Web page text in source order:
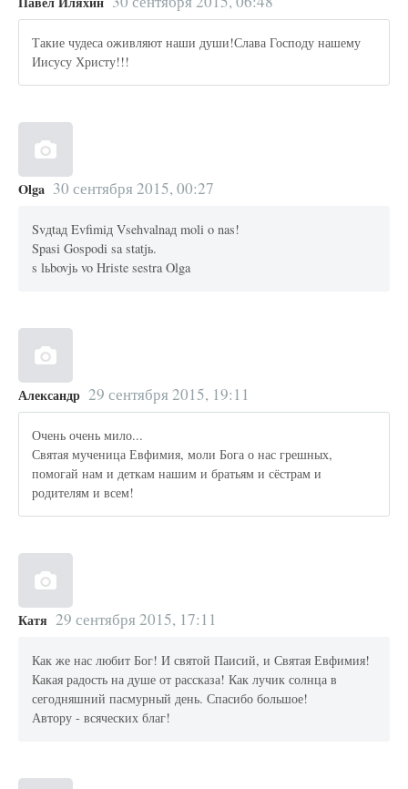
Такие чудеса оживляют наши души!Слава Господу нашему
Иисусу Христу!!!
Olga 30 сентября 2015, 00:27
Svдtaд Evfimiд Vsehvalnaд moli o nas!
Spasi Gospodi sa statjь.
s lьbovjь vo Hriste sestra Olga
Александр 29 сентября 2015, 19:11
Очень очень мило...
Святая мученица Евфимия, моли Бога о нас грешных,
помогай нам и деткам нашим и братьям и сёстрам и
родителям и всем!
Катя 29 сентября 2015, 17:11
Как же нас любит Бог! И святой Паисий, и Святая Евфимия!
Какая радость на душе от рассказа! Как лучик солнца в
сегодняшний пасмурный день. Спасибо большое!
Автору - всяческих благ!